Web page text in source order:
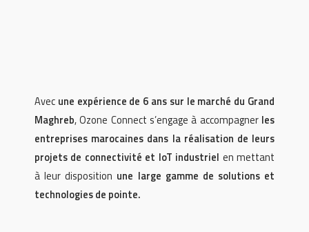
Avec une expérience de 6 ans sur le marché du Grand
Maghreb, Ozone Connect s’engage à accompagner les
entreprises marocaines dans la réalisation de leurs
projets de connectivité et IoT industriel en mettant
à leur disposition une large gamme de solutions et
technologies de pointe.